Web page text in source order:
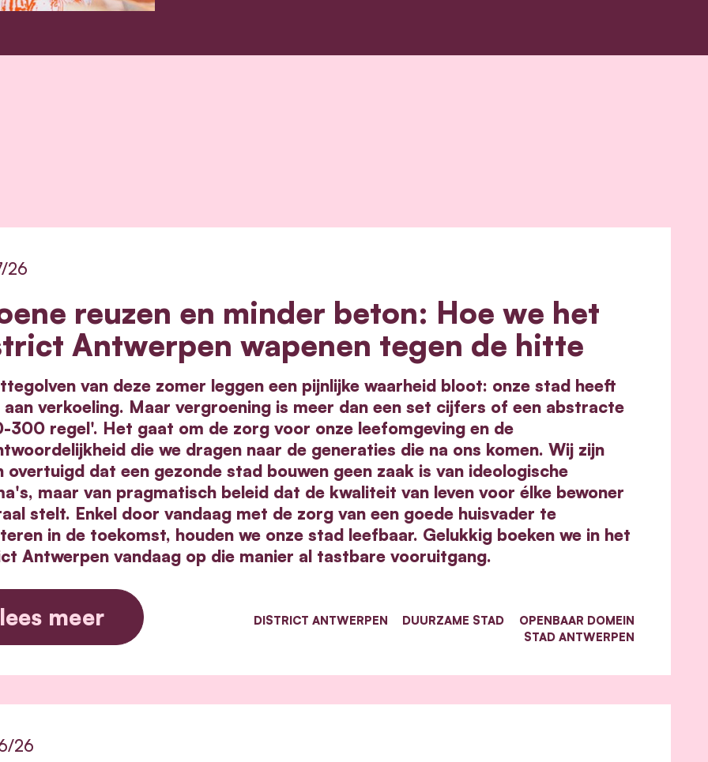
reuzen en minder beton: Hoe we het
Antwerpen wapenen tegen de hitte
26
van deze zomer leggen een pijnlijke waarheid bloot: onze stad heeft
aan verkoeling. Maar vergroening is meer dan een set cijfers of een abstracte
300 regel'. Het gaat om de zorg voor onze leefomgeving en de
die we dragen naar de generaties die na ons komen. Wij zijn
overtuigd dat een gezonde stad bouwen geen zaak is van ideologische
maar van pragmatisch beleid dat de kwaliteit van leven voor élke bewoner
stelt. Enkel door vandaag met de zorg van een goede huisvader te
in de toekomst, houden we onze stad leefbaar. Gelukkig boeken we in het
Antwerpen vandaag op die manier al tastbare vooruitgang.
meer DISTRICT ANTWERPEN DUURZAME STAD
OPENBAAR DOMEIN
STAD ANTWERPEN
26